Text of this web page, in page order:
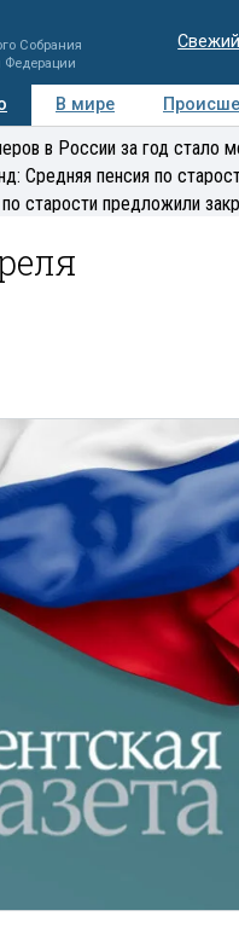
Собрания
Федерации
В мире
Медиацентр
в России за год стало
Средняя пенсия по
старости предложили